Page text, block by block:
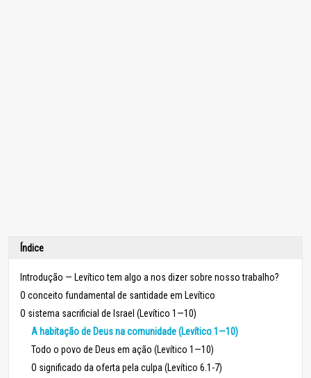
Índice
Introdução — Levítico tem algo a nos dizer sobre nosso trabalho?
O conceito fundamental de santidade em Levítico
O sistema sacrificial de Israel (Levítico 1—10)
A habitação de Deus na comunidade (Levítico 1—10)
Todo o povo de Deus em ação (Levítico 1—10)
O significado da oferta pela culpa (Levítico 6.1-7)